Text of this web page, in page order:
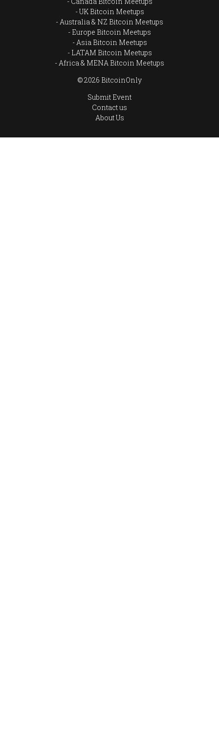
UK Bitcoin Meetups
Australia & NZ Bitcoin Meetups
Europe Bitcoin Meetups
Asia Bitcoin Meetups
LATAM Bitcoin Meetups
Africa & MENA Bitcoin Meetups
© 2026 BitcoinOnly
Submit Event
Contact us
About Us